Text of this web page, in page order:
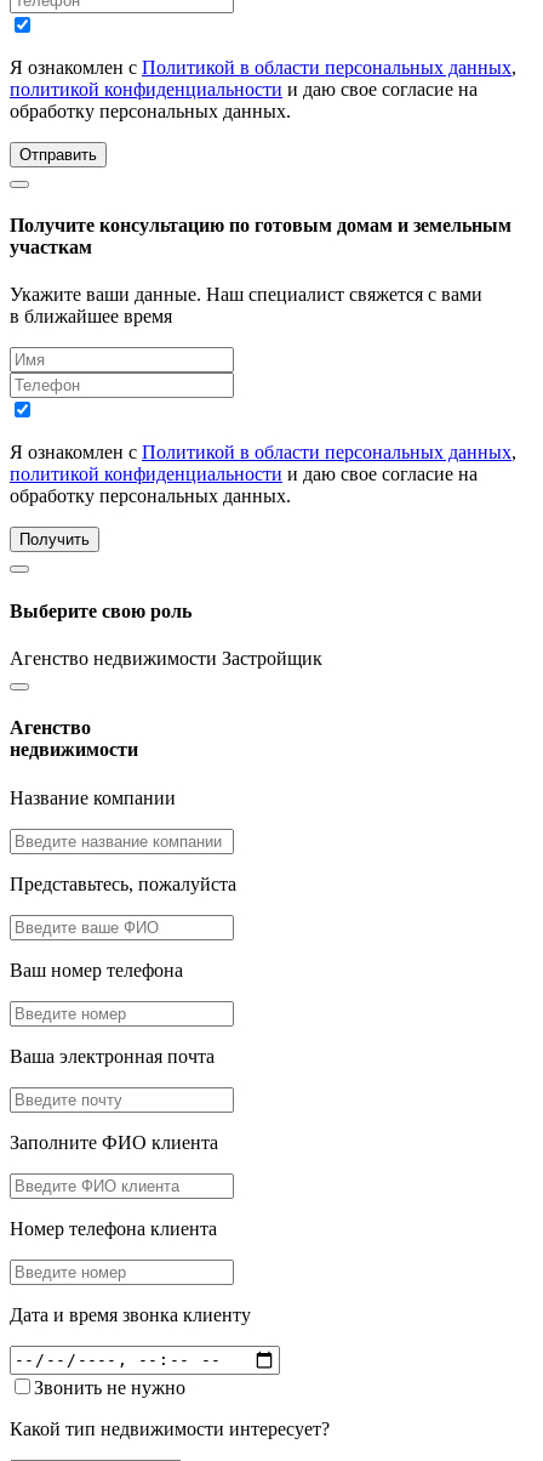
Я ознакомлен с Политикой в области персональных данных,
политикой конфиденциальности и даю свое согласие на
обработку персональных данных.
Отправить
Получите консультацию по готовым домам и земельным
участкам
Укажите ваши данные. Наш специалист свяжется с вами
в ближайшее время
Я ознакомлен с Политикой в области персональных данных,
политикой конфиденциальности и даю свое согласие на
обработку персональных данных.
Получить
Выберите свою роль
Агенство недвижимости Застройщик
Агенство
недвижимости
Название компании
Представьтесь, пожалуйста
Ваш номер телефона
Ваша электронная почта
Заполните ФИО клиента
Номер телефона клиента
Дата и время звонка клиенту
Звонить не нужно
Какой тип недвижимости интересует?